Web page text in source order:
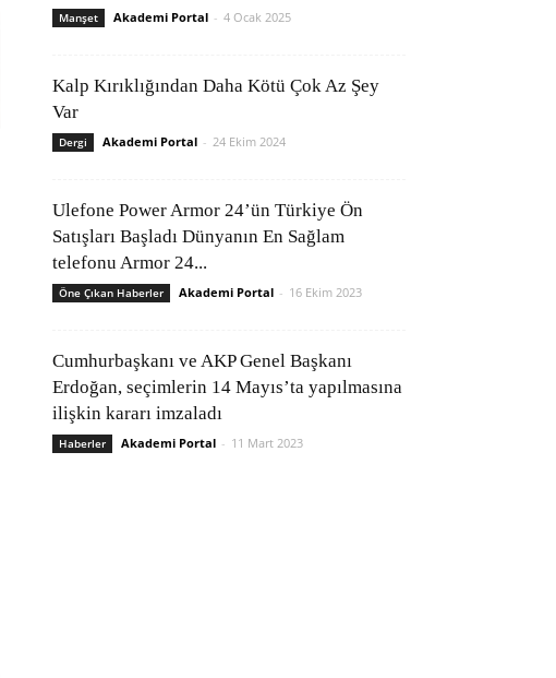
Manşet Akademi Portal - 4 Ocak 2025
Kalp Kırıklığından Daha Kötü Çok Az Şey
Var
Dergi Akademi Portal - 24 Ekim 2024
Ulefone Power Armor 24’ün Türkiye Ön
Satışları Başladı Dünyanın En Sağlam
telefonu Armor 24...
Öne Çıkan Haberler Akademi Portal - 16 Ekim 2023
Cumhurbaşkanı ve AKP Genel Başkanı
Erdoğan, seçimlerin 14 Mayıs’ta yapılmasına
ilişkin kararı imzaladı
Haberler Akademi Portal - 11 Mart 2023